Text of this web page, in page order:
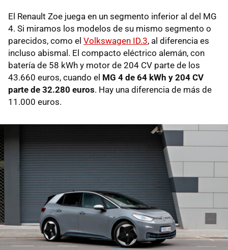
El Renault Zoe juega en un segmento inferior al del MG
4. Si miramos los modelos de su mismo segmento o
parecidos, como el Volkswagen ID.3, al diferencia es
incluso abismal. El compacto eléctrico alemán, con
batería de 58 kWh y motor de 204 CV parte de los
43.660 euros, cuando el MG 4 de 64 kWh y 204 CV
parte de 32.280 euros. Hay una diferencia de más de
11.000 euros.